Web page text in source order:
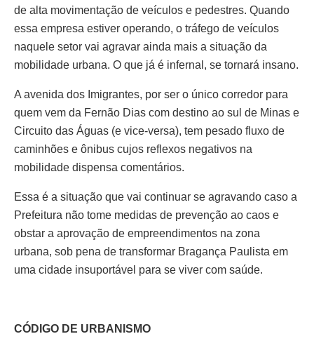
de alta movimentação de veículos e pedestres. Quando
essa empresa estiver operando, o tráfego de veículos
naquele setor vai agravar ainda mais a situação da
mobilidade urbana. O que já é infernal, se tornará insano.
A avenida dos Imigrantes, por ser o único corredor para
quem vem da Fernão Dias com destino ao sul de Minas e
Circuito das Águas (e vice-versa), tem pesado fluxo de
caminhões e ônibus cujos reflexos negativos na
mobilidade dispensa comentários.
Essa é a situação que vai continuar se agravando caso a
Prefeitura não tome medidas de prevenção ao caos e
obstar a aprovação de empreendimentos na zona
urbana, sob pena de transformar Bragança Paulista em
uma cidade insuportável para se viver com saúde.
CÓDIGO DE URBANISMO